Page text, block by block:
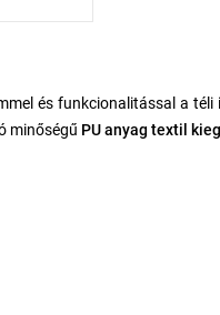
és funkcionalitással a téli
minőségű PU anyag textil
növeli a kényelmet